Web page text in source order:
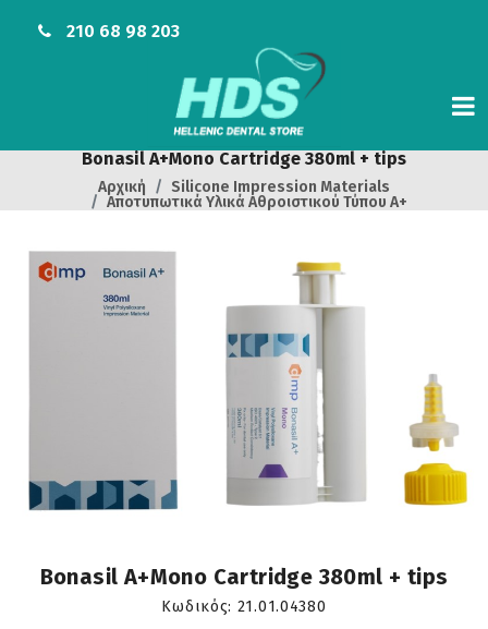
210 68 98 203
Bonasil A+Mono Cartridge 380ml + tips
Αρχική
Silicone Impression Materials
Αποτυπωτικά Υλικά Αθροιστικού Τύπου A+
Bonasil A+Mono Cartridge 380ml + tips
Κωδικός: 21.01.04380